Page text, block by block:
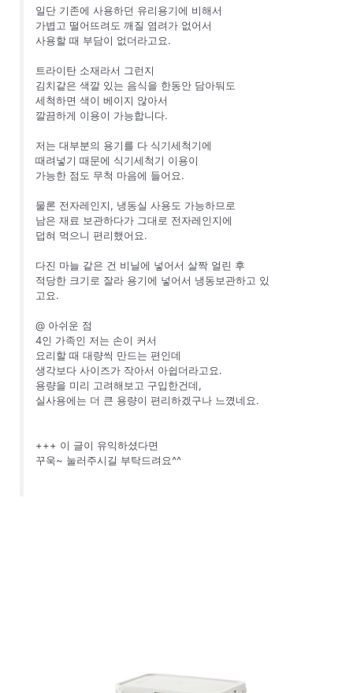
일단 기존에 사용하던 유리용기에 비해서
가볍고 떨어뜨려도 깨질 염려가 없어서
사용할 때 부담이 없더라고요.
트라이탄 소재라서 그런지
김치같은 색깔 있는 음식을 한동안 담아둬도
세척하면 색이 베이지 않아서
깔끔하게 이용이 가능합니다.
저는 대부분의 용기를 다 식기세척기에
때려넣기 때문에 식기세척기 이용이
가능한 점도 무척 마음에 들어요.
물론 전자레인지, 냉동실 사용도 가능하므로
남은 재료 보관하다가 그대로 전자레인지에
덥혀 먹으니 편리했어요.
다진 마늘 같은 건 비닐에 넣어서 살짝 얼린 후
적당한 크기로 잘라 용기에 넣어서 냉동보관하고 있
고요.
@ 아쉬운 점
4인 가족인 저는 손이 커서
요리할 때 대량씩 만드는 편인데
생각보다 사이즈가 작아서 아쉽더라고요.
용량을 미리 고려해보고 구입한건데,
실사용에는 더 큰 용량이 편리하겠구나 느꼈네요.
+++ 이 글이 유익하셨다면
꾸욱~ 눌러주시길 부탁드려요^^